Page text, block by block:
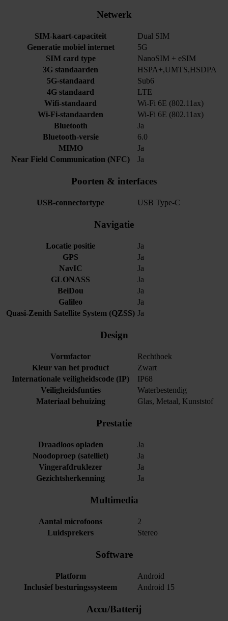
Netwerk
SIM-kaart-capaciteit
Dual SIM
Generatie mobiel internet
5G
SIM card type
NanoSIM + eSIM
3G standaarden
HSPA+,UMTS,HSDPA
5G-standaard
Sub6
4G standaard
LTE
Wifi-standaard
Wi-Fi 6E (802.11ax)
Wi-Fi-standaarden
Wi-Fi 6E (802.11ax)
Bluetooth
Ja
Bluetooth-versie
6.0
MIMO
Ja
Near Field Communication (NFC)
Ja
Poorten & interfaces
USB-connectortype USB Type-C
Navigatie
Locatie positie
Ja
GPS
Ja
NavIC
Ja
GLONASS
Ja
BeiDou
Ja
Galileo
Ja
Quasi-Zenith Satellite System (QZSS) Ja
Design
Vormfactor
Rechthoek
Kleur van het product
Zwart
Internationale veiligheidscode (IP)
IP68
Veiligheidsfunties
Waterbestendig
Materiaal behuizing
Glas, Metaal, Kunststof
Prestatie
Draadloos opladen
Ja
Noodoproep (satelliet)
Ja
Vingerafdruklezer
Ja
Gezichtsherkenning
Ja
Multimedia
Aantal microfoons
2
Luidsprekers
Stereo
Software
Platform
Android
Inclusief besturingssysteem
Android 15
Accu/Batterij